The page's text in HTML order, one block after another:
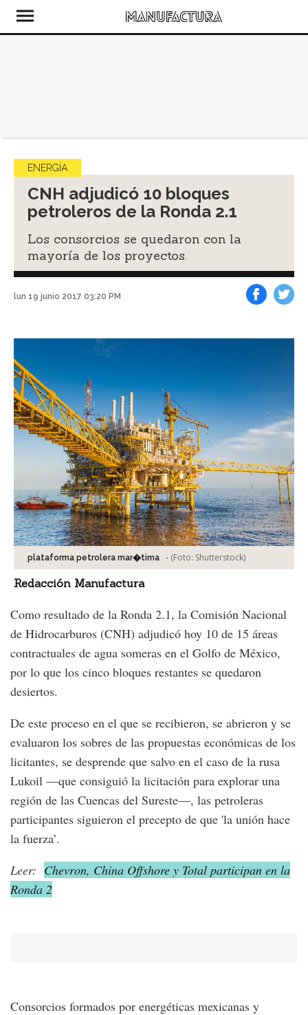
ENERGÍA
CNH adjudicó 10 bloques
petroleros de la Ronda 2.1
Los consorcios se quedaron con la
mayoría de los proyectos.
lun 19 junio 2017 03:20 PM
plataforma petrolera mar�tima - (Foto: Shutterstock)
Redacción Manufactura
Como resultado de la Ronda 2.1, la Comisión Nacional
de Hidrocarburos (CNH) adjudicó hoy 10 de 15 áreas
contractuales de agua someras en el Golfo de México,
por lo que los cinco bloques restantes se quedaron
desiertos.
De este proceso en el que se recibieron, se abrieron y se
evaluaron los sobres de las propuestas económicas de los
licitantes, se desprende que salvo en el caso de la rusa
Lukoil —que consiguió la licitación para explorar una
región de las Cuencas del Sureste—, las petroleras
participantes siguieron el precepto de que 'la unión hace
la fuerza’.
Leer: Chevron, China Offshore y Total participan en la
Ronda 2
Consorcios formados por energéticas mexicanas y